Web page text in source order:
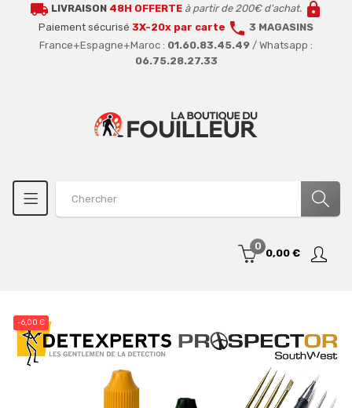
local_shipping LIVRAISON 48H OFFERTE à partir de 200€ d'achat. lock
Paiement sécurisé 3X-20x par carte call 3 MAGASINS
France+Espagne+Maroc : 01.60.83.45.49 / Whatsapp :
06.75.28.27.33
0
0,00 €
-6,00 €